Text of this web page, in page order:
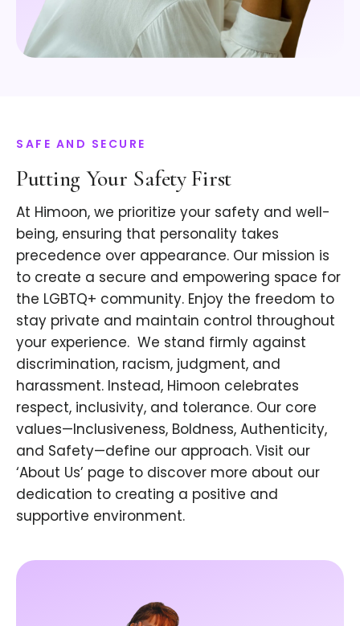
SAFE AND SECURE
Putting Your Safety First
At Himoon, we prioritize your safety and well-
being, ensuring that personality takes
precedence over appearance. Our mission is
to create a secure and empowering space for
the LGBTQ+ community. Enjoy the freedom to
stay private and maintain control throughout
your experience. ​ We stand firmly against
discrimination, racism, judgment, and
harassment. Instead, Himoon celebrates
respect, inclusivity, and tolerance. Our core
values—Inclusiveness, Boldness, Authenticity,
and Safety—define our approach. Visit our
‘About Us’ page to discover more about our
dedication to creating a positive and
supportive environment.